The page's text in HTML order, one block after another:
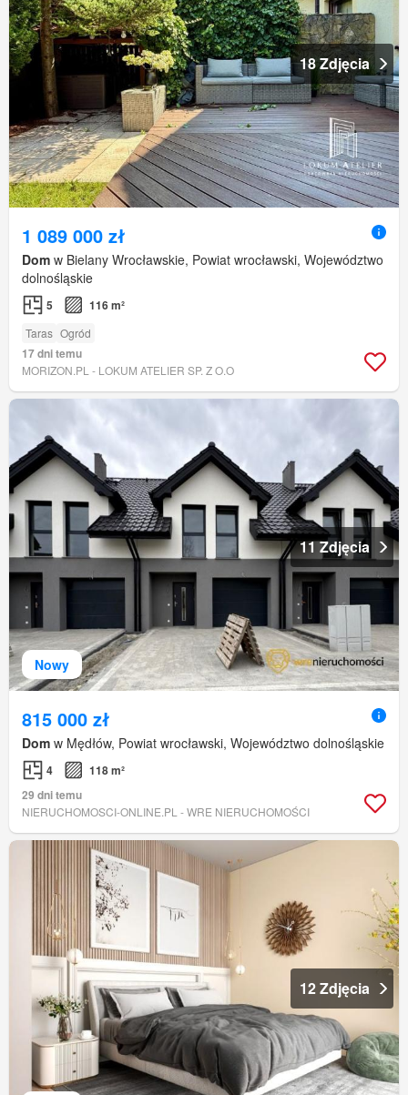
18 Zdjęcia
1 089 000 zł
Dom w Bielany Wrocławskie, Powiat wrocławski, Województwo
dolnośląskie
5 116 m²
Taras Ogród
17 dni temu
MORIZON.PL - LOKUM ATELIER SP. Z O.O
Nowy
11 Zdjęcia
815 000 zł
Dom w Mędłów, Powiat wrocławski, Województwo dolnośląskie
4
118 m²
29 dni temu
NIERUCHOMOSCI-ONLINE.PL - WRE NIERUCHOMOŚCI
12 Zdjęcia